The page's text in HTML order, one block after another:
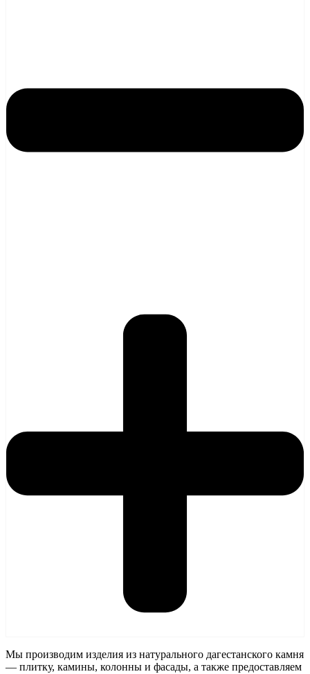
Мы производим изделия из натурального дагестанского камня
— плитку, камины, колонны и фасады, а также предоставляем